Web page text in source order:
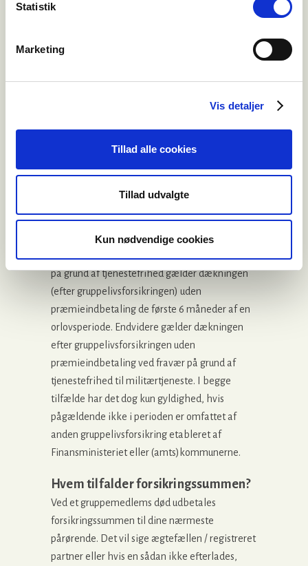
Statistik
Marketing
Vis detaljer
Tillad alle cookies
Tillad udvalgte
Kun nødvendige cookies
Livsforsikring uden fradragsret”.
Forsikringens ophør
måned, hvor du fratræder din stilling, dog
gruppelivsforsikring.
Gruppelivsdækningen gælder uden
præmieindbetaling i hele den periode, hvor
der bevilges tjenestefrihed uden løn til
på grund af tjenestefrihed gælder dækningen
(efter gruppelivsforsikringen) uden
præmieindbetaling de første 6 måneder af en
orlovsperiode. Endvidere gælder dækningen
efter gruppelivsforsikringen uden
præmieindbetaling ved fravær på grund af
tjenestefrihed til militærtjeneste. I begge
tilfælde har det dog kun gyldighed, hvis
pågældende ikke i perioden er omfattet af
anden gruppelivsforsikring etableret af
Finansministeriet eller (amts)kommunerne.
Hvem tilfalder forsikringssummen?
Ved et gruppemedlems død udbetales
forsikringssummen til dine nærmeste
pårørende. Det vil sige ægtefællen / registreret
partner eller hvis en sådan ikke efterlades,